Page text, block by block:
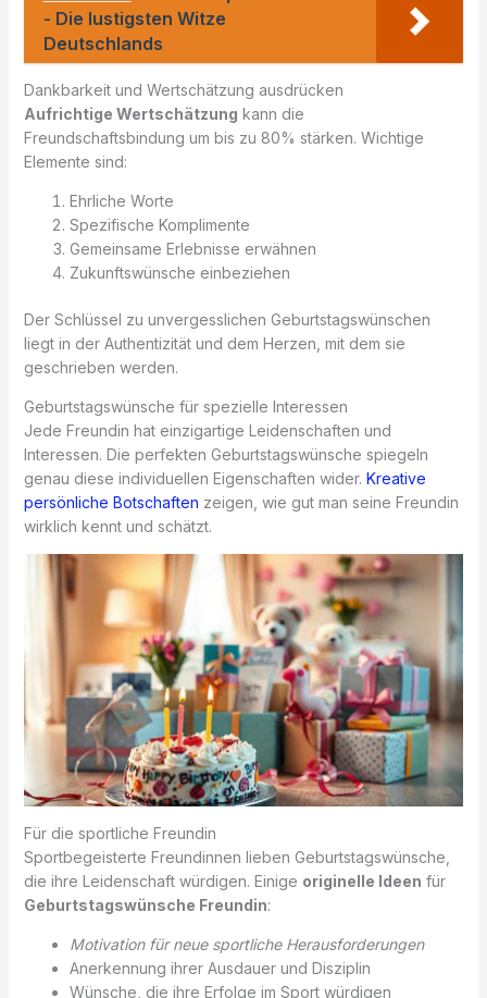
- Die lustigsten Witze
Deutschlands
Dankbarkeit und Wertschätzung ausdrücken
Aufrichtige Wertschätzung kann die
Freundschaftsbindung um bis zu 80% stärken. Wichtige
Elemente sind:
Ehrliche Worte
Spezifische Komplimente
Gemeinsame Erlebnisse erwähnen
Zukunftswünsche einbeziehen
Der Schlüssel zu unvergesslichen Geburtstagswünschen
liegt in der Authentizität und dem Herzen, mit dem sie
geschrieben werden.
Geburtstagswünsche für spezielle Interessen
Jede Freundin hat einzigartige Leidenschaften und
Interessen. Die perfekten Geburtstagswünsche spiegeln
genau diese individuellen Eigenschaften wider. Kreative
persönliche Botschaften zeigen, wie gut man seine Freundin
wirklich kennt und schätzt.
Für die sportliche Freundin
Sportbegeisterte Freundinnen lieben Geburtstagswünsche,
die ihre Leidenschaft würdigen. Einige originelle Ideen für
Geburtstagswünsche Freundin:
Motivation für neue sportliche Herausforderungen
Anerkennung ihrer Ausdauer und Disziplin
Wünsche, die ihre Erfolge im Sport würdigen